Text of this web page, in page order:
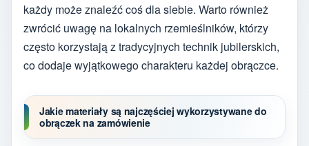
każdy może znaleźć coś dla siebie. Warto również
zwrócić uwagę na lokalnych rzemieślników, którzy
często korzystają z tradycyjnych technik jubilerskich,
co dodaje wyjątkowego charakteru każdej obrączce.
Jakie materiały są najczęściej wykorzystywane do
obrączek na zamówienie